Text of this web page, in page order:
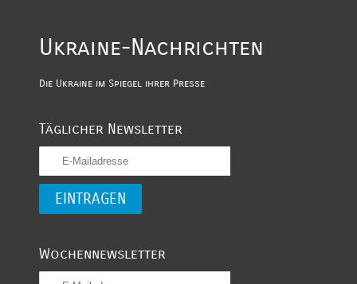
Ukraine-Nachrichten
Die Ukraine im Spiegel ihrer Presse
Täglicher Newsletter
Wochennewsletter